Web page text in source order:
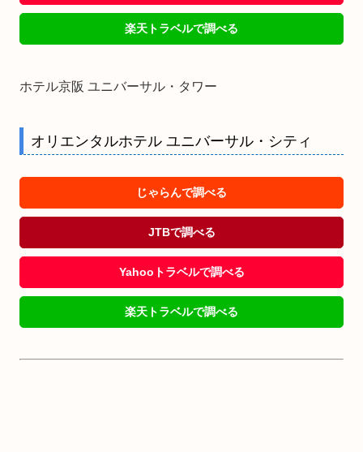
楽天トラベルで調べる
ホテル京阪 ユニバーサル・タワー
オリエンタルホテル ユニバーサル・シティ
じゃらんで調べる
JTBで調べる
Yahooトラベルで調べる
楽天トラベルで調べる